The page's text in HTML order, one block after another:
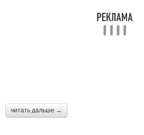
читать дальше →